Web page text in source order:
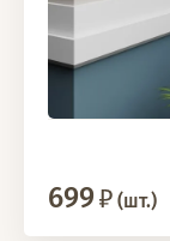
699 (шт.)